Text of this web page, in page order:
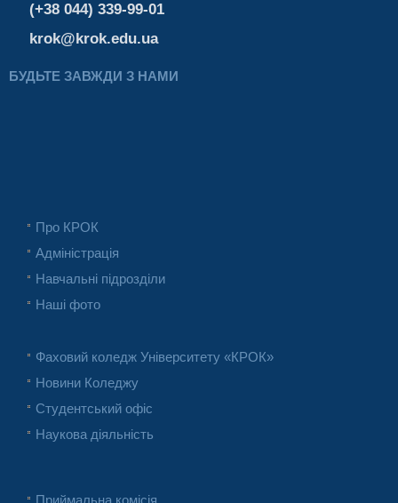
(+38 044) 339-99-01
krok@krok.edu.ua
БУДЬТЕ ЗАВЖДИ З НАМИ
Про КРОК
Адміністрація
Навчальні підрозділи
Наші фото
Фаховий коледж Університету «КРОК»
Новини Коледжу
Студентський офіс
Наукова діяльність
Приймальна комісія